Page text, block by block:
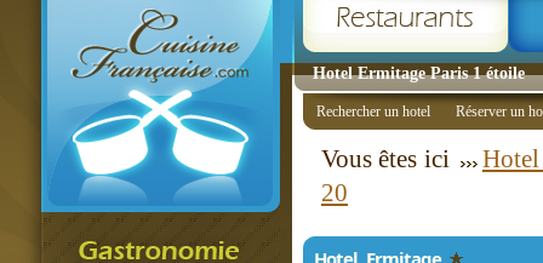
Hotel Ermitage Paris 1 étoile
Rechercher un hotel Réserver un
Vous êtes ici
20
Hotel Ermitage